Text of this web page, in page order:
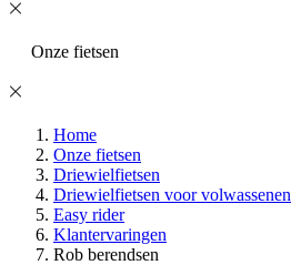
Onze fietsen
Home
Onze fietsen
Driewielfietsen
Driewielfietsen voor volwassenen
Easy rider
Klantervaringen
Rob berendsen